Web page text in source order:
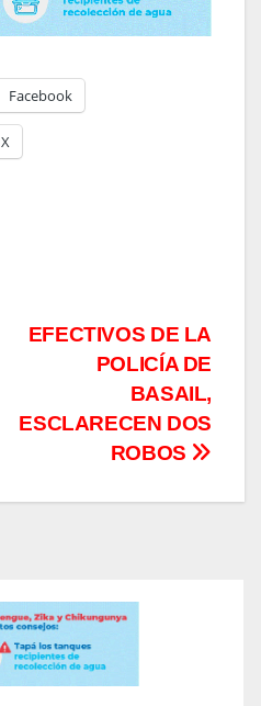
Facebook
X
EFECTIVOS DE LA
POLICÍA DE
BASAIL,
ESCLARECEN DOS
ROBOS